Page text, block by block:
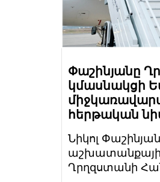
Փաշինյանը
կմասնակցի
հերթական
Նիկոլ
աշխատանքային
Ղրղզստանի